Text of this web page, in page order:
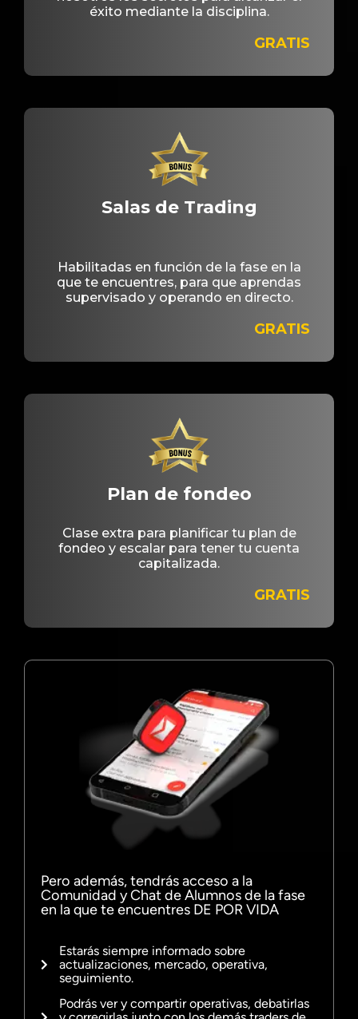
éxito mediante la disciplina.
GRATIS
Salas de Trading
Habilitadas en función de la fase en la
que te encuentres, para que aprendas
supervisado y operando en directo.
GRATIS
Plan de fondeo
Clase extra para planificar tu plan de
fondeo y escalar para tener tu cuenta
capitalizada.
GRATIS
Pero además, tendrás acceso a la
Comunidad y Chat de Alumnosde la fase
en la que te encuentres DE POR VIDA
Estarás siempre informado sobre
actualizaciones, mercado, operativa,
seguimiento.
Podrás ver y compartir operativas, debatirlas